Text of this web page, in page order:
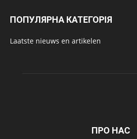
ПОПУЛЯРНА КАТЕГОРІЯ
Laatste nieuws en artikelen
ПРО НАС